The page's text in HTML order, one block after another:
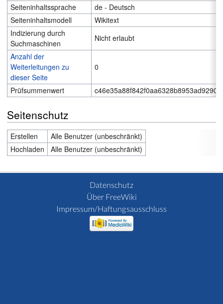
Seiteninhaltssprache
de - Deutsch
Seiteninhaltsmodell
Wikitext
Indizierung durch
Suchmaschinen
Nicht erlaubt
Anzahl der
Weiterleitungen zu
dieser Seite
0
Prüfsummenwert
Seitenschutz
Erstellen
Alle Benutzer (unbeschränkt)
Hochladen
Alle Benutzer (unbeschränkt)
Datenschutz
Über FreeWiki
Impressum/Haftungsausschluss